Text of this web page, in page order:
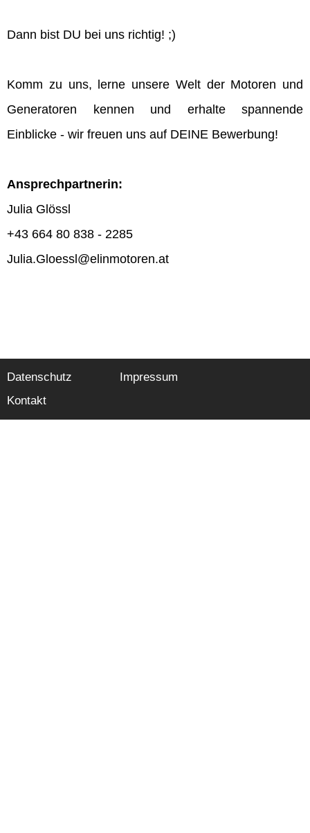
Dann bist DU bei uns richtig! ;)
Komm zu uns, lerne unsere Welt der Motoren und
Generatoren kennen und erhalte spannende
Einblicke - wir freuen uns auf DEINE Bewerbung!
Ansprechpartnerin:
Julia Glössl
+43 664 80 838 - 2285
Julia.Gloessl@elinmotoren.at
Datenschutz
Impressum
Kontakt